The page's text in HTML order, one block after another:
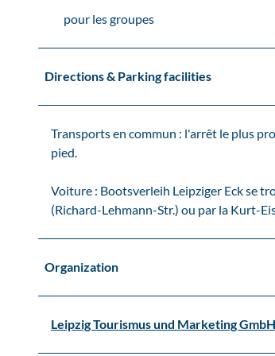
pour les groupes
Directions & Parking facilities
Transports en commun : l'arrêt le plus
pied.
Voiture : Bootsverleih Leipziger Eck se
(Richard-Lehmann-Str.) ou par la Kurt-
Organization
Leipzig Tourismus und Marketing GmbH